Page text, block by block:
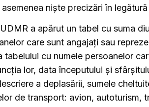
niște precizări în
a apărut un tabel cu suma
care sunt angajați sau
tabelului cu numele persoanelor
lor, data începutului și
a deplasării, sumele
de transport: avion, autoturism,